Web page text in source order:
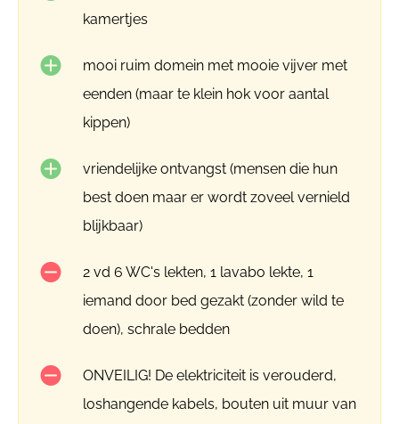
kamertjes
mooi ruim domein met mooie vijver met
eenden (maar te klein hok voor aantal
kippen)
vriendelijke ontvangst (mensen die hun
best doen maar er wordt zoveel vernield
blijkbaar)
2 vd 6 WC's lekten, 1 lavabo lekte, 1
iemand door bed gezakt (zonder wild te
doen), schrale bedden
ONVEILIG! De elektriciteit is verouderd,
loshangende kabels, bouten uit muur van